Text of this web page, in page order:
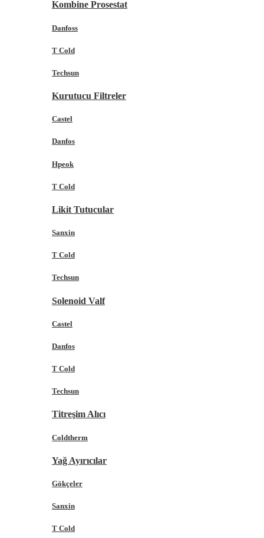
Kombine Prosestat
Danfoss
T Cold
Techsun
Kurutucu Filtreler
Castel
Danfos
Hpeok
T Cold
Likit Tutucular
Sanxin
T Cold
Techsun
Solenoid Valf
Castel
Danfos
T Cold
Techsun
Titreşim Alıcı
Coldtherm
Yağ Ayırıcılar
Gökçeler
Sanxin
T Cold